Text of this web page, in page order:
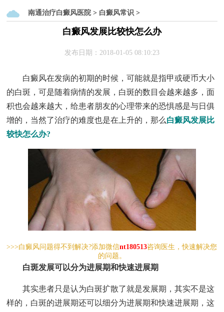
南通治疗白癜风医院> 白癜风常识>
白癜风发展比较快怎么办
发布日期：2018-01-05 08:10:23
白癜风在发病的初期的时候，可能就是指甲或硬币大小
的白斑，可是随着病情的发展，白斑的数目会越来越多，面
积也会越来越大，给患者朋友的心理带来的恐惧感是与日俱
增的，当然了治疗的难度也是在上升的，那么白癜风发展比
较快怎么办?
>>>白癜风问题得不到解决?添加微信nt180513咨询医生，快速解决您
的问题。
白斑发展可以分为进展期和快速进展期
其实患者只是认为白斑扩散了就是发展期，其实不是这
样的，白斑的进展期还可以细分为进展期和快速进展期，这